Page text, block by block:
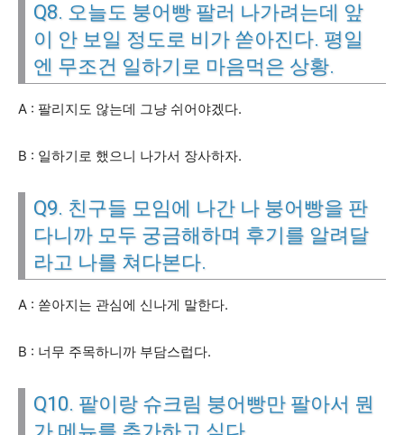
Q8. 오늘도 붕어빵 팔러 나가려는데 앞
이 안 보일 정도로 비가 쏟아진다. 평일
엔 무조건 일하기로 마음먹은 상황.
A : 팔리지도 않는데 그냥 쉬어야겠다.
B : 일하기로 했으니 나가서 장사하자.
Q9. 친구들 모임에 나간 나 붕어빵을 판
다니까 모두 궁금해하며 후기를 알려달
라고 나를 쳐다본다.
A : 쏟아지는 관심에 신나게 말한다.
B : 너무 주목하니까 부담스럽다.
Q10. 팥이랑 슈크림 붕어빵만 팔아서 뭔